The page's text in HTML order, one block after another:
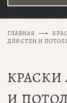
ГЛАВНАЯ
ДЛЯ СТЕН И
КРАСКИ
И